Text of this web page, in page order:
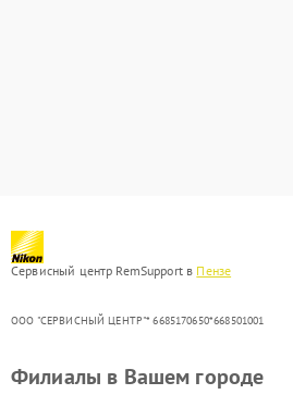
Сервисный центр RemSupport в Пензе
ООО "СЕРВИСНЫЙ ЦЕНТР"* 6685170650*668501001
Филиалы в Вашем городе